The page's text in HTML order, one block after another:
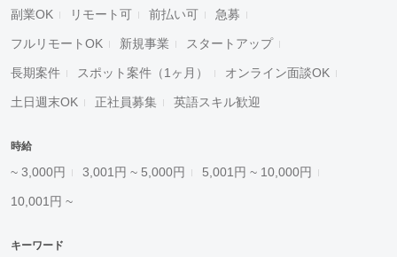
副業OK リモート可 前払い可 急募
フルリモートOK 新規事業 スタートアップ
長期案件 スポット案件（1ヶ月） オンライン面談OK
土日週末OK 正社員募集 英語スキル歓迎
時給
~ 3,000円 3,001円 ~ 5,000円 5,001円 ~ 10,000円
10,001円 ~
キーワード